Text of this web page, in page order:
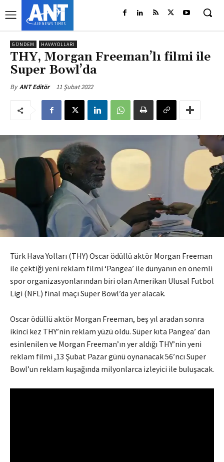
GÜNDEM HAVAYOLLARI
THY, Morgan Freeman’lı filmi ile
Super Bowl’da
By ANT Editör 11 Şubat 2022
Türk Hava Yolları (THY) Oscar ödüllü aktör Morgan Freeman
ile çektiği yeni reklam filmi ‘Pangea’ ile dünyanın en önemli
spor organizasyonlarından biri olan Amerikan Ulusal Futbol
Ligi (NFL) final maçı Super Bowl’da yer alacak.
Oscar ödüllü aktör Morgan Freeman, beş yıl aradan sonra
ikinci kez THY’nin reklam yüzü oldu. Süper kıta Pangea’ dan
esinlenilen ve Morgan Freeman’ın yer aldığı THY’nin yeni
reklam filmi ,13 Şubat Pazar günü oynanacak 56’ncı Super
Bowl’un reklam kuşağında milyonlarca izleyici ile buluşacak.